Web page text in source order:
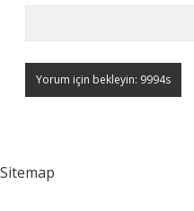
Sitemap